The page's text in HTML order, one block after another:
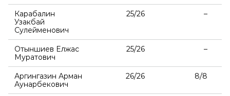
Карабалин
Узакбай
Сулейменович
25/26 –
Отыншиев Елжас
Муратович
25/26 –
Аргингазин Арман
Аунарбекович
26/26 8/8